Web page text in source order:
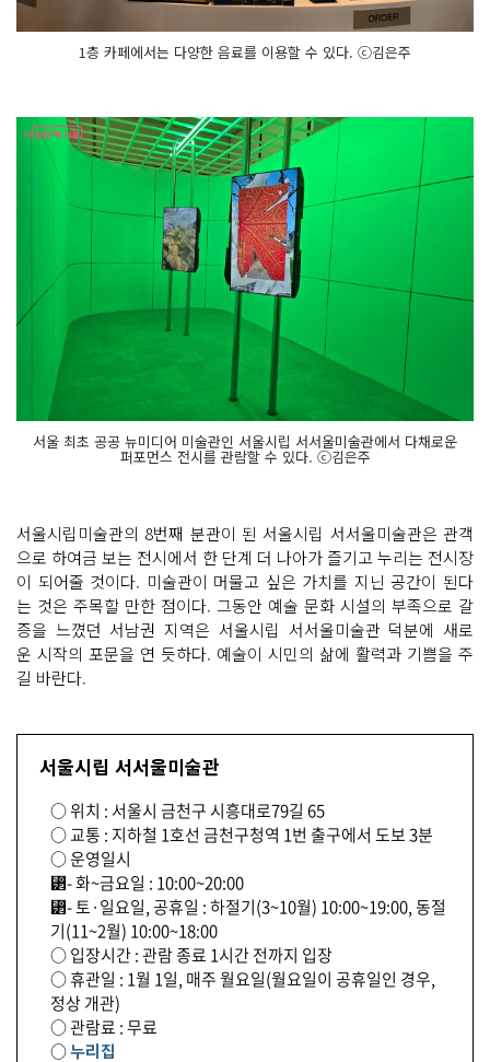
1층 카페에서는 다양한 음료를 이용할 수 있다. ⓒ김은주
서울 최초 공공 뉴미디어 미술관인 서울시립 서서울미술관에서 다채로운
퍼포먼스 전시를 관람할 수 있다. ⓒ김은주
서울시립미술관의 8번째 분관이 된 서울시립 서서울미술관은 관객
으로 하여금 보는 전시에서 한 단계 더 나아가 즐기고 누리는 전시장
이 되어줄 것이다. 미술관이 머물고 싶은 가치를 지닌 공간이 된다
는 것은 주목할 만한 점이다. 그동안 예술 문화 시설의 부족으로 갈
증을 느꼈던 서남권 지역은 서울시립 서서울미술관 덕분에 새로
운 시작의 포문을 연 듯하다. 예술이 시민의 삶에 활력과 기쁨을 주
길 바란다.
서울시립 서서울미술관
○ 위치 : 서울시 금천구 시흥대로79길 65
○ 교통 : 지하철 1호선 금천구청역 1번 출구에서 도보 3분
○ 운영일시
⁲- 화~금요일 : 10:00~20:00
⁲- 토·일요일, 공휴일 : 하절기(3~10월) 10:00~19:00, 동절
기(11~2월) 10:00~18:00
○ 입장시간 : 관람 종료 1시간 전까지 입장
○ 휴관일 : 1월 1일, 매주 월요일(월요일이 공휴일인 경우,
정상 개관)
○ 관람료 : 무료
○누리집